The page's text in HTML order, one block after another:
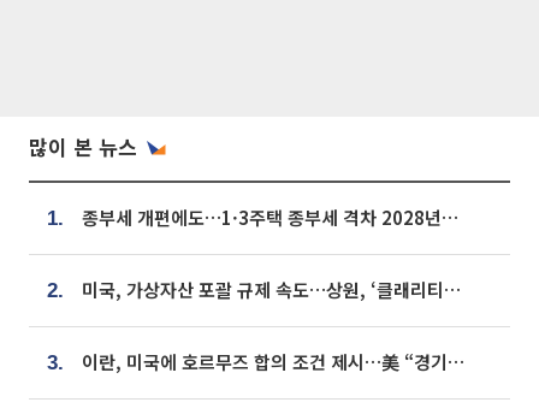
많이 본 뉴스
1. 종부세 개편에도…1·3주택 종부세 격차 2028년부터 확대
2. 미국, 가상자산 포괄 규제 속도…상원, ‘클래리티법’ 9월 절차투표 추진
3. 이란, 미국에 호르무즈 합의 조건 제시…美 “경기 아직 안 끝나” [종합]